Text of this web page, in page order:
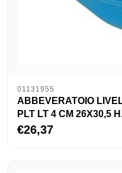
01131955
ABBEVERATOIO
PLT LT 4 CM 26X30,5
€26,37